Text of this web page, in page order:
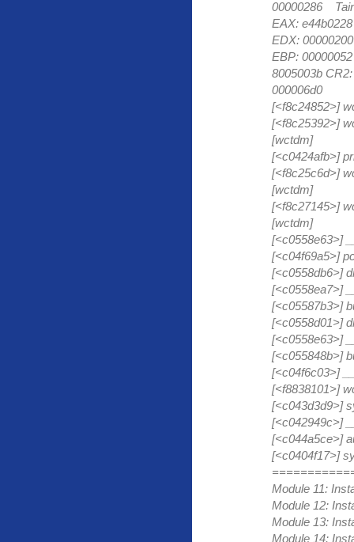
00000286
EAX:
EDX:
EBP:
8005003b
000006d0
[<f8c24852>]
[<f8c25392>]
[wctdm]
[<c0424afb>]
[<f8c25c6d>]
[wctdm]
[<f8c27145>]
[wctdm]
[<c0558e63>]
[<c04f69a5>]
[<c0558db6>]
[<c0558ea7>]
[<c05587b3>]
[<c0558d01>]
[<c0558e63>]
[<c055848b>]
[<c04f6c03>]
[<f8838101>]
[<c043d3d9>]
[<c042949c>]
[<c044a5ce>]
[<c0404f17>]
Module 11:
Module 12:
Module 13:
Module 14: